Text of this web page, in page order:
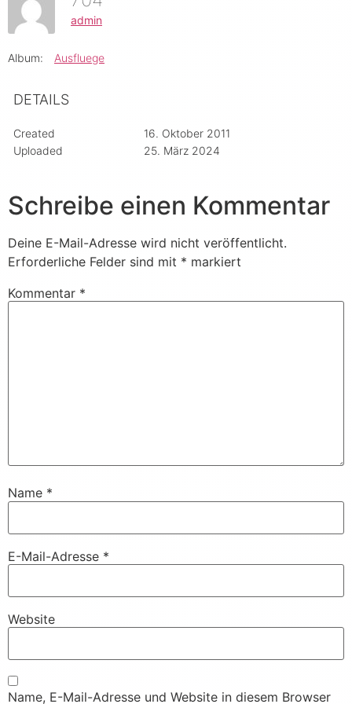
admin
Album: Ausfluege
DETAILS
Created
16. Oktober 2011
Uploaded
25. März 2024
Schreibe einen Kommentar
Deine E-Mail-Adresse wird nicht veröffentlicht.
Erforderliche Felder sind mit * markiert
Kommentar *
Name *
E-Mail-Adresse *
Website
Name, E-Mail-Adresse und Website in diesem Browser